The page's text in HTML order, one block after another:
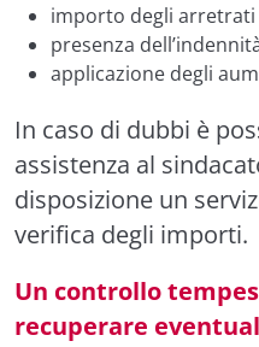
importo degli arretrati
presenza
applicazione degli
In caso di dubbi è
assistenza al
disposizione un
verifica degli importi.
Un controllo
recuperare